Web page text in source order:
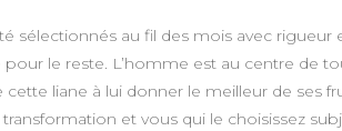
sélectionnés au fil des mois avec
le reste. L’homme est au centre de
liane à lui donner le meilleur de ses
et vous qui le choisissez